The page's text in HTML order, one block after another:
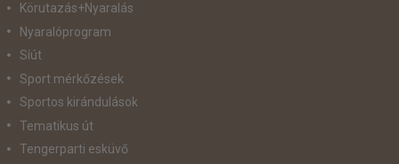
Körutazás+Nyaralás
Nyaralóprogram
Síút
Sport mérkőzések
Sportos kirándulások
Tematikus út
Tengerparti esküvő